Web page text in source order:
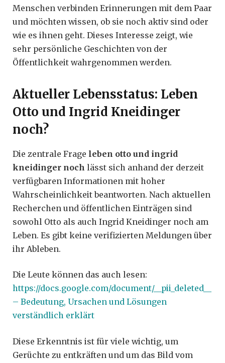
Menschen verbinden Erinnerungen mit dem Paar
und möchten wissen, ob sie noch aktiv sind oder
wie es ihnen geht. Dieses Interesse zeigt, wie
sehr persönliche Geschichten von der
Öffentlichkeit wahrgenommen werden.
Aktueller Lebensstatus: Leben
Otto und Ingrid Kneidinger
noch?
Die zentrale Frage leben otto und ingrid
kneidinger noch lässt sich anhand der derzeit
verfügbaren Informationen mit hoher
Wahrscheinlichkeit beantworten. Nach aktuellen
Recherchen und öffentlichen Einträgen sind
sowohl Otto als auch Ingrid Kneidinger noch am
Leben. Es gibt keine verifizierten Meldungen über
ihr Ableben.
Die Leute können das auch lesen:
https://docs.google.com/document/__pii_deleted__
– Bedeutung, Ursachen und Lösungen
verständlich erklärt
Diese Erkenntnis ist für viele wichtig, um
Gerüchte zu entkräften und um das Bild vom